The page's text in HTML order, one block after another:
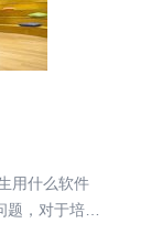
用什么软件
，对于培训